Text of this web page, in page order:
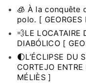
🧊 À la conquête
polo. [ GEORGES
💨LE LOCATAIRE
DIABÓLICO [
🌓L’ÉCLIPSE DU
CORTEJO
MÉLIÈS ]